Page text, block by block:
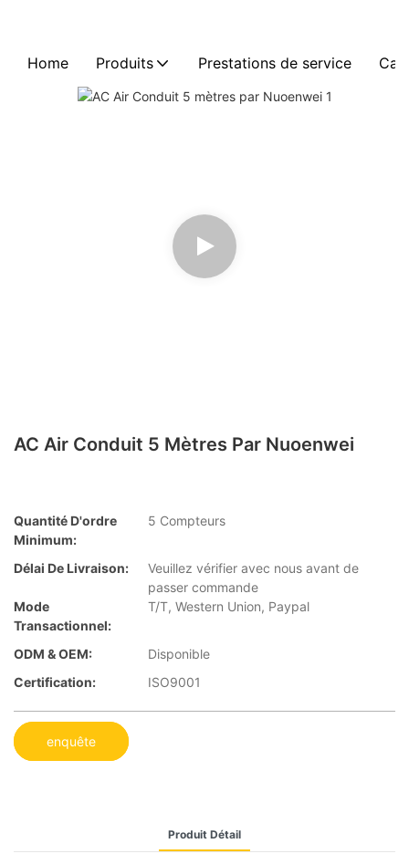
Home Produits Prestations de service Cas
AC Air Conduit 5 Mètres Par Nuoenwei
Quantité D'ordre
Minimum:
5 Compteurs
Délai De Livraison:
Veuillez vérifier avec nous avant de
passer commande
Mode
Transactionnel:
T/T, Western Union, Paypal
ODM & OEM:
Disponible
Certification:
ISO9001
enquête
Produit Détail